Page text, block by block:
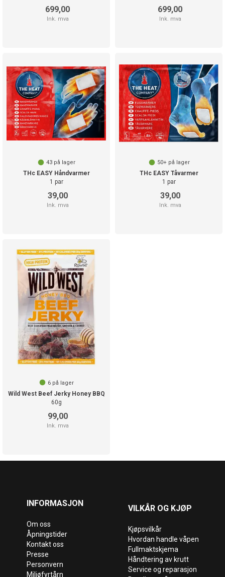
699,00
Ink. mva
699,00
Ink. mva
43 på lager
THc EASY Håndvarmer
1 par
39,00
Ink. mva
50+på lager
THc EASY Tåvarmer
1 par
39,00
Ink. mva
6 på lager
Wild West Beef Jerky Honey BBQ
60g
99,00
Ink. mva
INFORMASJON
Om oss
Åpningstider
Kontakt oss
Presse
Personvern
Miljøfyrtårn
VILKÅR OG KJØP
Kjøpsvilkår
Hvordan handle våpen
Fullmaktskjema
Håndtering av krutt
Service og reparasjon